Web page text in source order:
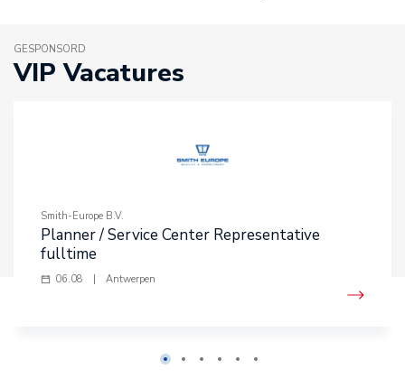
GESPONSORD
VIP Vacatures
Smith-Europe B.V.
Planner / Service Center Representative
fulltime
06.08 | Antwerpen
1 2 3 4 5 6